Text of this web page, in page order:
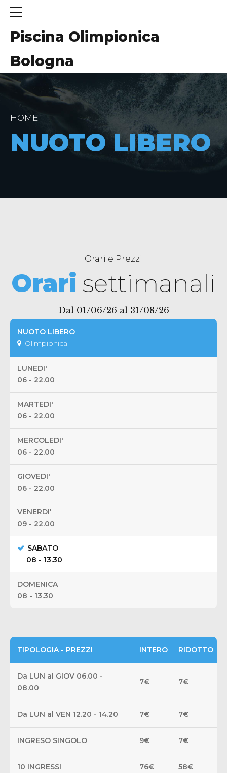
Piscina Olimpionica
Bologna
HOME
NUOTO LIBERO
Orari e Prezzi
Orari settimanali
Dal 01/06/26 al 31/08/26
NUOTO LIBERO
Olimpionica
LUNEDI'
06 - 22.00
MARTEDI'
06 - 22.00
MERCOLEDI'
06 - 22.00
GIOVEDI'
06 - 22.00
VENERDI'
09 - 22.00
SABATO
08 - 13.30
DOMENICA
08 - 13.30
TIPOLOGIA - PREZZI INTERO RIDOTTO
Da LUN al GIOV 06.00 -
08.00
7€ 7€
Da LUN al VEN 12.20 - 14.20 7€ 7€
INGRESO SINGOLO 9€ 7€
10 INGRESSI 76€ 58€